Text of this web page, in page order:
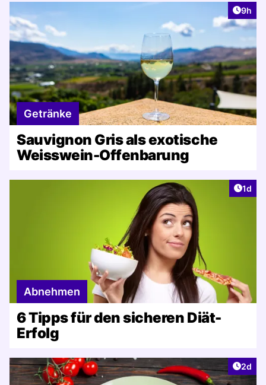
9h
Getränke
Sauvignon Gris als exotische
Weisswein-Offenbarung
1d
Abnehmen
6 Tipps für den sicheren Diät-
Erfolg
2d